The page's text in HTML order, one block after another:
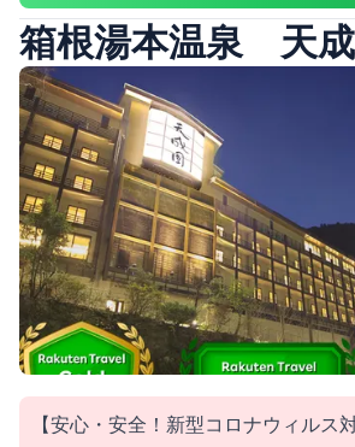
箱根湯本温泉 天
【安心・安全！新型コロナウィルス